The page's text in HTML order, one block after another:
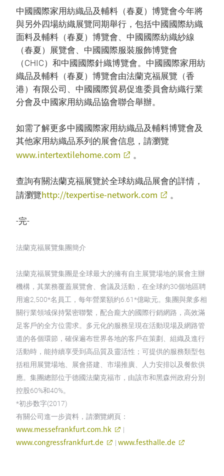
中國國際家用紡織品及輔料（春夏）博覽會今年將
與另外四場紡織展覽同期舉行，包括中國國際紡織
面料及輔料（春夏）博覽會、中國國際紡織紗線
（春夏）展覽會、中國國際服裝服飾博覽會
（CHIC）和中國國際針織博覽會。中國國際家用紡
織品及輔料（春夏）博覽會由法蘭克福展覽（香
港）有限公司、中國國際貿易促進委員會紡織行業
分會及中國家用紡織品協會聯合舉辦。
如需了解更多中國國際家用紡織品及輔料博覽會及
其他家用紡織品系列的展會信息，請瀏覽
www.intertextilehome.com 。
查詢有關法蘭克福展覽於全球紡織品展會的詳情，
請瀏覽http://texpertise-network.com 。
-完-
法蘭克福展覽集團簡介
法蘭克福展覽集團是全球最大的擁有自主展覽場地的展會主辦
機構，其業務覆蓋展覽會、會議及活動，在全球約30個地區聘
用逾2,500*名員工，每年營業額約6.61*億歐元。集團與衆多相
關行業領域保持緊密聯繫，配合龐大的國際行銷網路，高效滿
足客戶的全方位需求。多元化的服務呈現在活動現場及網路管
道的各個環節，確保遍布世界各地的客戶在策劃、組織及進行
活動時，能持續享受到高品質及靈活性；可提供的服務類型包
括租用展覽場地、展會搭建、市場推廣、人力安排以及餐飲供
應。集團總部位于德國法蘭克福市，由該市和黑森州政府分別
控股60%和40%。
*初步数字(2017)
有關公司進一步資料，請瀏覽網頁：
www.messefrankfurt.com.hk |
www.congressfrankfurt.de | www.festhalle.de